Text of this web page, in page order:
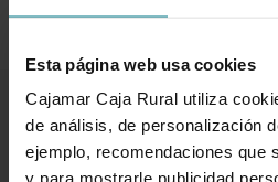
Esta página web usa cookies
Cajamar Caja Rural utiliza
de análisis, de personalización
ejemplo, recomendaciones que
y para mostrarle publicidad